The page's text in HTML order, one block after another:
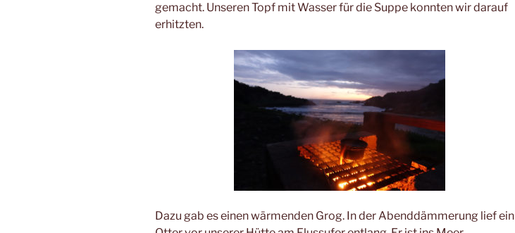
gemacht. Unseren Topf mit Wasser für die Suppe konnten wir darauf
erhitzten.
Dazu gab es einen wärmenden Grog. In der Abenddämmerung lief ein